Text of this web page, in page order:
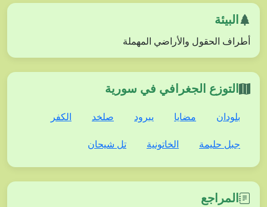
البيئة
أطراف الحقول والأراضي المهملة
التوزع الجغرافي في سورية
بلودان مضايا يبرود صلخد الكفر
جبل حليمة الخاتونية تل شيحان
المراجع